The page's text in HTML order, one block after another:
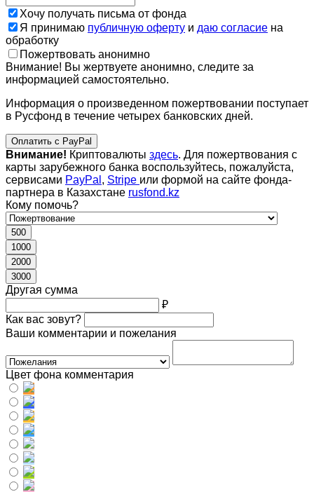
Хочу получать письма от фонда
Я принимаю публичную оферту и даю согласие на
обработку
Пожертвовать анонимно
Внимание! Вы жертвуете анонимно, следите за
информацией самостоятельно.
Информация о произведенном пожертвовании поступает
в Русфонд в течение четырех банковских дней.
Оплатить с PayPal
Внимание! Криптовалюты здесь. Для пожертвования с
карты зарубежного банка воспользуйтесь, пожалуйста,
сервисами PayPal , Stripe или формой на сайте фонда-
партнера в Казахстане rusfond.kz
Кому помочь?
500
1000
2000
3000
Другая сумма
₽
Как вас зовут?
Ваши комментарии и пожелания
Цвет фона комментария